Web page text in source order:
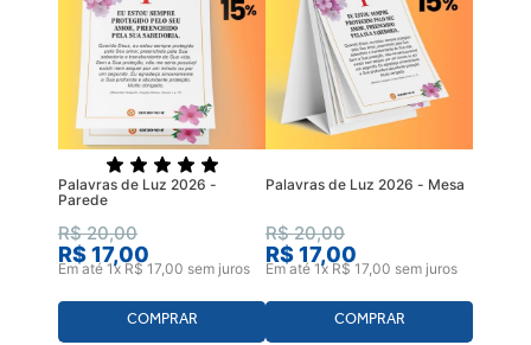
Palavras de Luz 2026 -
Parede
R$ 20,00
R$17,00
Em até1xR$ 17 00 sem juros
Palavras de Luz 2026 - Mesa
R$ 20,00
R$17,00
Em até1xR$ 17 00 sem juros